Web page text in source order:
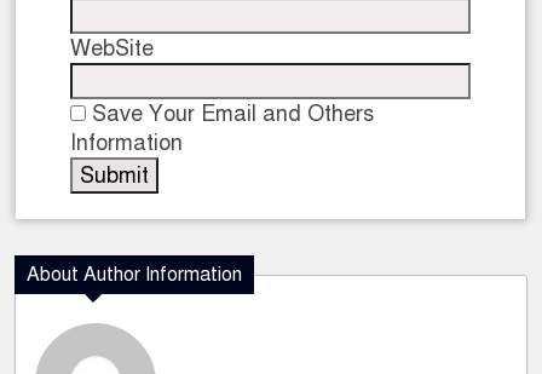
WebSite
Save Your Email and Others
Information
About Author Information